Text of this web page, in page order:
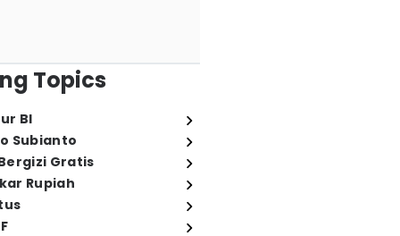
Topics
BI
Subianto
Gratis
Rupiah